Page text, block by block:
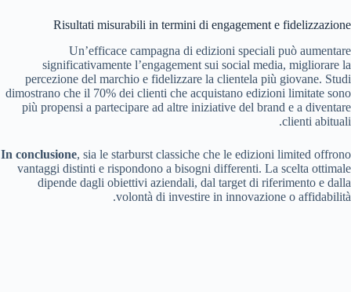
Risultati misurabili in termini di engagement e fidelizzazione
Un’efficace campagna di edizioni speciali può aumentare
significativamente l’engagement sui social media, migliorare la
percezione del marchio e fidelizzare la clientela più giovane. Studi
dimostrano che il 70% dei clienti che acquistano edizioni limitate sono
più propensi a partecipare ad altre iniziative del brand e a diventare
clienti abituali.
In conclusione, sia le starburst classiche che le edizioni limited offrono
vantaggi distinti e rispondono a bisogni differenti. La scelta ottimale
dipende dagli obiettivi aziendali, dal target di riferimento e dalla
volontà di investire in innovazione o affidabilità.